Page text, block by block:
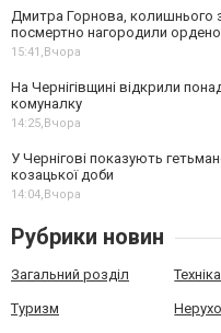
Дмитра Горнова, колишнього
посмертно нагородили
15:41, Вчора
На Чернігівщині відкрили
комуналку
14:25, Вчора
У Чернігові показують
козацької доби
14:04, Вчора
Рубрики новин
Загальний розділ Техніка
Туризм